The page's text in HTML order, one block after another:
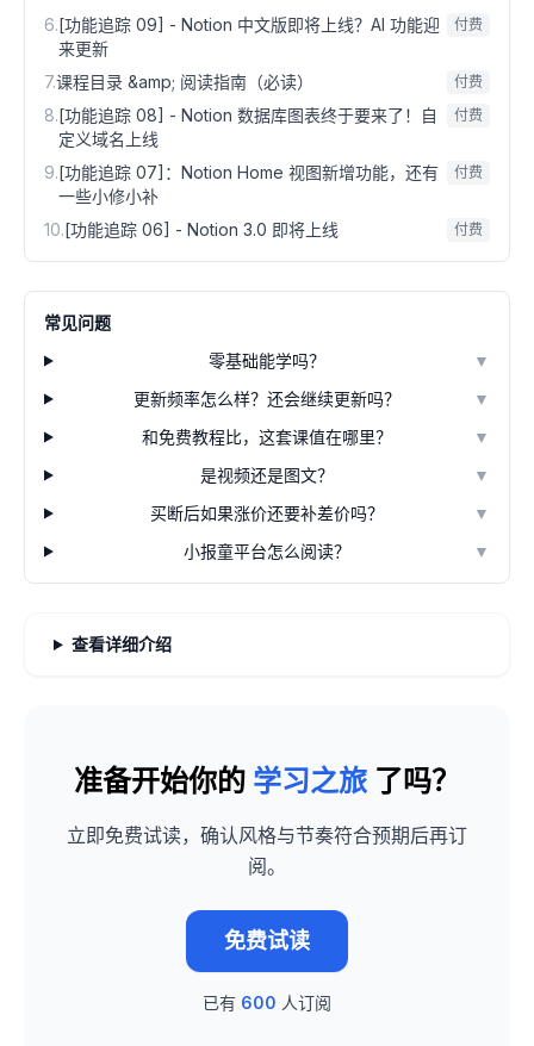
6.[功能追踪 09] - Notion 中文版即将上线？AI 功能迎
来更新
付费
7.课程目录 &amp; 阅读指南（必读） 付费
8.[功能追踪 08] - Notion 数据库图表终于要来了！自
定义域名上线
付费
9.[功能追踪 07]：Notion Home 视图新增功能，还有
一些小修小补
付费
10.[功能追踪 06] - Notion 3.0 即将上线 付费
常见问题
零基础能学吗？
▼
更新频率怎么样？还会继续更新吗？
▼
和免费教程比，这套课值在哪里？
▼
是视频还是图文？
▼
买断后如果涨价还要补差价吗？
▼
小报童平台怎么阅读？
▼
查看详细介绍
准备开始你的 学习之旅 了吗？
立即免费试读，确认风格与节奏符合预期后再订
阅。
免费试读
已有 600 人订阅